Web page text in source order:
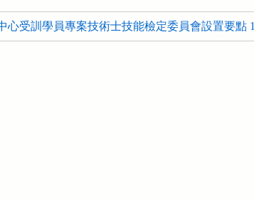
心受訓學員專案技術士技能檢定委員會設置要點 1